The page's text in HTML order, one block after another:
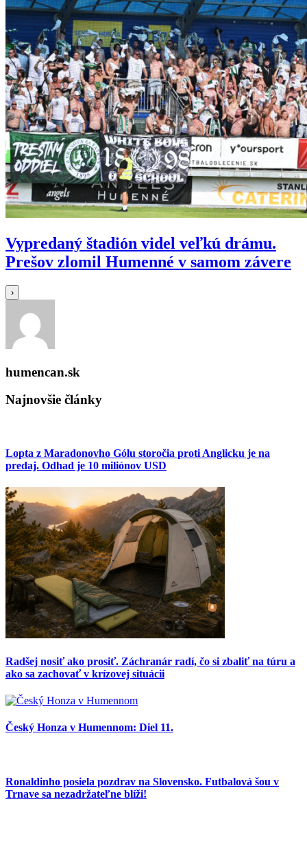
Vypredaný štadión videl veľkú drámu.
Prešov zlomil Humenné v samom závere
›
humencan.sk
Najnovšie články
Lopta z Maradonovho Gólu storočia proti Anglicku je na
predaj. Odhad je 10 miliónov USD
Radšej nosiť ako prosiť. Záchranár radí, čo si zbaliť na túru a
ako sa zachovať v krízovej situácii
Český Honza v Humennom: Diel 11.
Ronaldinho posiela pozdrav na Slovensko. Futbalová šou v
Trnave sa nezadržateľne blíži!